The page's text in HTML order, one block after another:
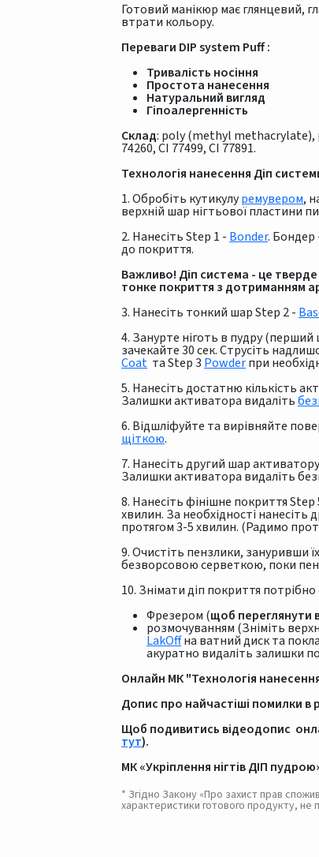
Готовий манікюр має глянцевий,
втрати кольору.
Переваги DIP system Puff :
Тривалість носіння
Простота нанесення
Натуральний вигляд
Гіпоалергенність
Склад: poly (methyl methacrylate),
74260, CI 77499, CI 77891.
Технологія нанесення Діп
1. Обробіть кутикулуремувером,
верхній шар нігтьової пластини
2. Нанесіть Step 1 - Bonder. Бондер
до покриття.
Важливо! Діп система - це
тонке покриття з дотриманням
3. Нанесіть тонкий шар Step 2 -
4. Занурте ніготь в пудру
зачекайте 30 сек. Струсіть
Coat та Step 3 Powderпри
5. Нанесіть достатню кількість
Залишки активатора видаліть
6. Відшліфуйте та вирівняйте
щіткою.
7. Нанесіть другий шар
Залишки активатора видаліть
8. Нанесіть фінішне покриття Step
хвилин. За необхідності
протягом 3-5 хвилин. (Радимо
9. Очистіть пензлики, зануривши
безворсовою серветкою, поки
10. Знімати діп покриття
Фрезером (щоб переглянути
розмочуванням (Зніміть
LakOffна ватний диск та
акуратно видаліть залишки
Онлайн МК "Технологія
Допис про найчастіші помилки в
Щоб подивитись відеодопис
тут).
МК «Укріплення нігтів ДІП
* Згідно Закону «Про захист прав
характеристики готового продукту,